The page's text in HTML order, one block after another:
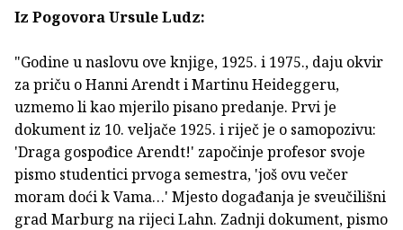
Iz Pogovora Ursule Ludz:
"Godine u naslovu ove knjige, 1925. i 1975., daju okvir
za priču o Hanni Arendt i Martinu Heideggeru,
uzmemo li kao mjerilo pisano predanje. Prvi je
dokument iz 10. veljače 1925. i riječ je o samopozivu:
'Draga gospođice Arendt!' započinje profesor svoje
pismo studentici prvoga semestra, 'još ovu večer
moram doći k Vama…' Mjesto događanja je sveučilišni
grad Marburg na rijeci Lahn. Zadnji dokument, pismo